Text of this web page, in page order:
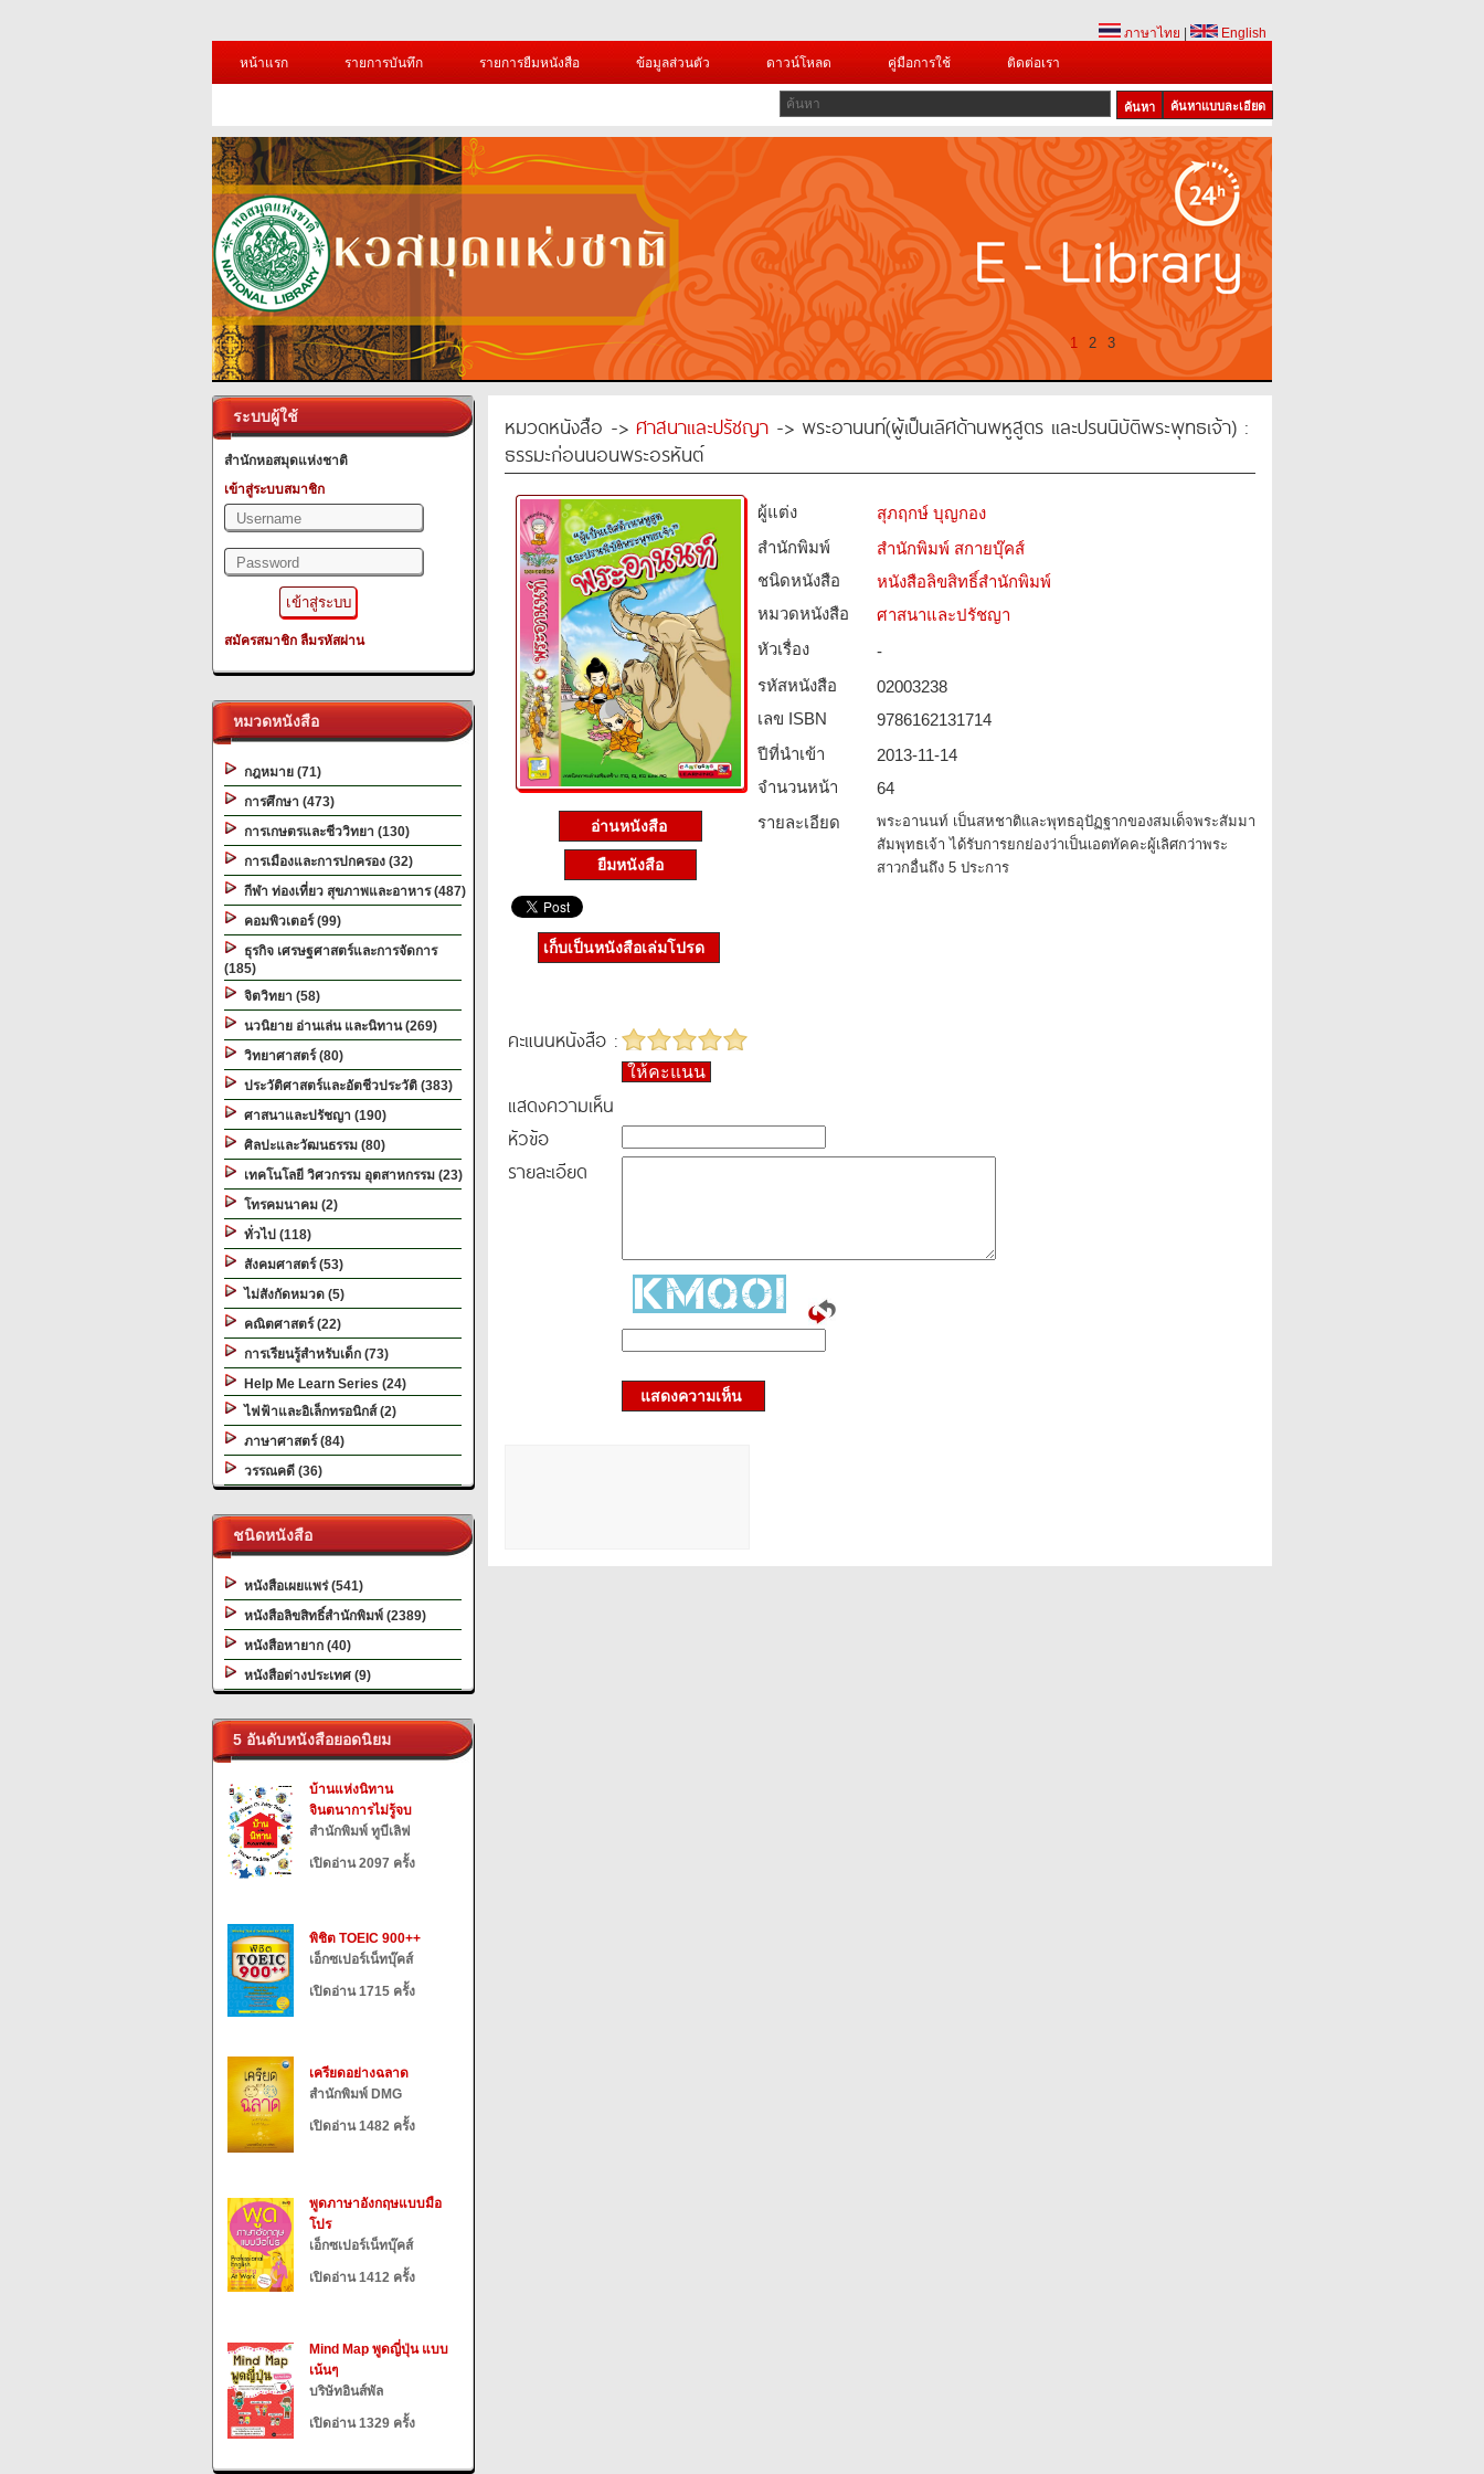
ภาษาไทย
English
หน้าแรก
รายการบันทึก รายการยืมหนังสือ ข้อมูลส่วนตัว ดาวน์โหลด คู่มือการใช้ ติดต่อเรา
ค้นหาแบบละเอียด
1 2 3
ระบบผู้ใช้
สำนักหอสมุดแห่งชาติ
เข้าสู่ระบบสมาชิก
สมัครสมาชิก ลืมรหัสผ่าน
หมวดหนังสือ
กฎหมาย (71)
การศึกษา (473)
การเกษตรและชีววิทยา (130)
การเมืองและการปกครอง (32)
กีฬา ท่องเที่ยว สุขภาพและอาหาร (487)
คอมพิวเตอร์ (99)
ธุรกิจ เศรษฐศาสตร์และการจัดการ
(185)
จิตวิทยา (58)
นวนิยาย อ่านเล่น และนิทาน (269)
วิทยาศาสตร์ (80)
ประวัติศาสตร์และอัตชีวประวัติ (383)
ศาสนาและปรัชญา (190)
ศิลปะและวัฒนธรรม (80)
เทคโนโลยี วิศวกรรม อุตสาหกรรม (23)
โทรคมนาคม (2)
ทั่วไป (118)
สังคมศาสตร์ (53)
ไม่สังกัดหมวด (5)
คณิตศาสตร์ (22)
การเรียนรู้สำหรับเด็ก (73)
Help Me Learn Series (24)
ไฟฟ้าและอิเล็กทรอนิกส์ (2)
ภาษาศาสตร์ (84)
วรรณคดี (36)
ชนิดหนังสือ
หนังสือเผยแพร่ (541)
หนังสือลิขสิทธิ์สำนักพิมพ์ (2389)
หนังสือหายาก (40)
หนังสือต่างประเทศ (9)
5 อันดับหนังสือยอดนิยม
บ้านแห่งนิทาน
จินตนาการไม่รู้จบ
สำนักพิมพ์ ทูบีเลิฟ
เปิดอ่าน 2097 ครั้ง
พิชิต TOEIC 900++
เอ็กซเปอร์เน็ทบุ๊คส์
เปิดอ่าน 1715 ครั้ง
เครียดอย่างฉลาด
สำนักพิมพ์ DMG
เปิดอ่าน 1482 ครั้ง
พูดภาษาอังกฤษแบบมือ
โปร
เอ็กซเปอร์เน็ทบุ๊คส์
เปิดอ่าน 1412 ครั้ง
Mind Map พูดญี่ปุ่น แบบ
เน้นๆ
บริษัทอินส์พัล
เปิดอ่าน 1329 ครั้ง
หมวดหนังสือ -> ศาสนาและปรัชญา -> พระอานนท์(ผู้เป็นเลิศด้านพหูสูตร และปรนนิบัติพระพุทธเจ้า) :
ธรรมะก่อนนอนพระอรหันต์
อ่านหนังสือ
ยืมหนังสือ
ผู้แต่ง
สุภฤกษ์ บุญกอง
สำนักพิมพ์
สำนักพิมพ์ สกายบุ๊คส์
ชนิดหนังสือ­
หนังสือลิขสิทธิ์สำนักพิมพ์
หมวดหนังสือ­
ศาสนาและปรัชญา
หัวเรื่อง
-
รหัสหนังสือ­
02003238
เลข ISBN
9786162131714
ปีที่นำเข้า
2013-11-14
จำนวนหน้า
64
รายละเอียด
พระอานนท์ เป็นสหชาติและพุทธอุปัฏฐากของสมเด็จพระสัมมา
สัมพุทธเจ้า ได้รับการยกย่องว่าเป็นเอตทัคคะผู้เลิศกว่าพระ
สาวกอื่นถึง 5 ประการ
เก็บเป็นหนังสือเล่มโปรด
คะแนนหนังสือ :
ให้คะแนน
แสดงความเห็น
หัวข้อ
รายละเอียด
แสดงความเห็น